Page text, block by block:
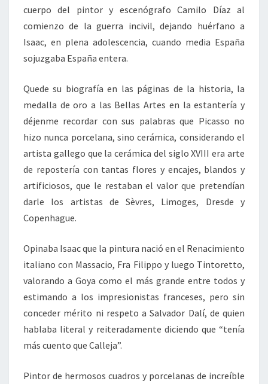
cuerpo del pintor y escenógrafo Camilo Díaz al
comienzo de la guerra incivil, dejando huérfano a
Isaac, en plena adolescencia, cuando media España
sojuzgaba España entera.
Quede su biografía en las páginas de la historia, la
medalla de oro a las Bellas Artes en la estantería y
déjenme recordar con sus palabras que Picasso no
hizo nunca porcelana, sino cerámica, considerando el
artista gallego que la cerámica del siglo XVIII era arte
de repostería con tantas flores y encajes, blandos y
artificiosos, que le restaban el valor que pretendían
darle los artistas de Sèvres, Limoges, Dresde y
Copenhague.
Opinaba Isaac que la pintura nació en el Renacimiento
italiano con Massacio, Fra Filippo y luego Tintoretto,
valorando a Goya como el más grande entre todos y
estimando a los impresionistas franceses, pero sin
conceder mérito ni respeto a Salvador Dalí, de quien
hablaba literal y reiteradamente diciendo que “tenía
más cuento que Calleja”.
Pintor de hermosos cuadros y porcelanas de increíble